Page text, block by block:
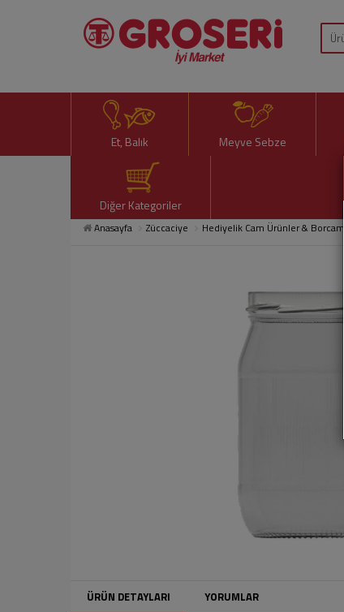
Et, Balık Meyve Sebze
Diğer Kategoriler
Anasayfa Züccaciye Hediyelik Cam Ürünler & Borcam
ÜRÜN DETAYLARI YORUMLAR